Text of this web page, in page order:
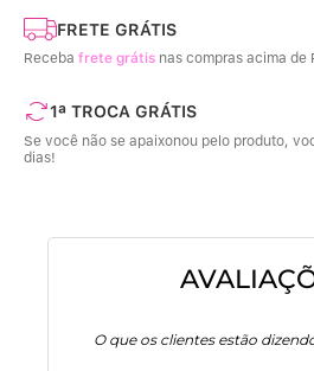
FRETE GRÁTIS
Receba frete grátis nas compras acima de
1ª TROCA GRÁTIS
Se você não se apaixonou pelo produto,
dias!
O que os clientes estão